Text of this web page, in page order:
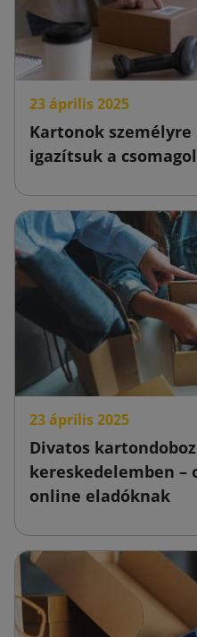
23 április 2025
Kartonok személyre
igazítsuk a
23 április 2025
Divatos
kereskedelemben –
online eladóknak